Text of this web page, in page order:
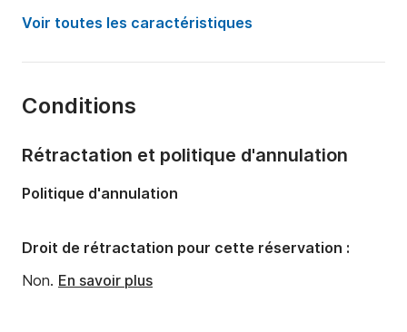
Puissance moteur:
40cv
Capacité à bord:
Voir toutes les caractéristiques
Conditions
Rétractation et politique d'annulation
Politique d'annulation
Droit de rétractation pour cette réservation :
Non. En savoir plus